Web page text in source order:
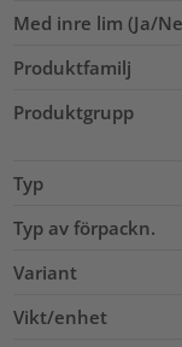
Med inre lim (Ja/
Produktfamilj
Produktgrupp
Typ
Typ av förpackn.
Variant
Vikt/enhet